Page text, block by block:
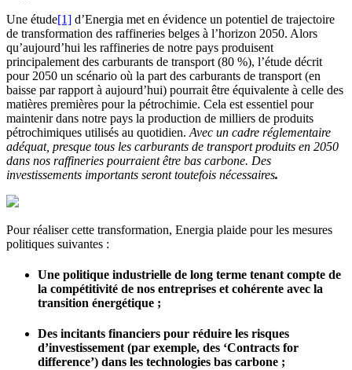
Une étude[1] d’Energia met en évidence un potentiel de trajectoire
de transformation des raffineries belges à l’horizon 2050. Alors
qu’aujourd’hui les raffineries de notre pays produisent
principalement des carburants de transport (80 %), l’étude décrit
pour 2050 un scénario où la part des carburants de transport (en
baisse par rapport à aujourd’hui) pourrait être équivalente à celle des
matières premières pour la pétrochimie. Cela est essentiel pour
maintenir dans notre pays la production de milliers de produits
pétrochimiques utilisés au quotidien. Avec un cadre réglementaire
adéquat, presque tous les carburants de transport produits en 2050
dans nos raffineries pourraient être bas carbone. Des
investissements importants seront toutefois nécessaires.
Pour réaliser cette transformation, Energia plaide pour les mesures
politiques suivantes :
Une politique industrielle de long terme tenant compte de
la compétitivité de nos entreprises et cohérente avec la
transition énergétique ;
Des incitants financiers pour réduire les risques
d’investissement (par exemple, des ‘Contracts for
difference’) dans les technologies bas carbone ;